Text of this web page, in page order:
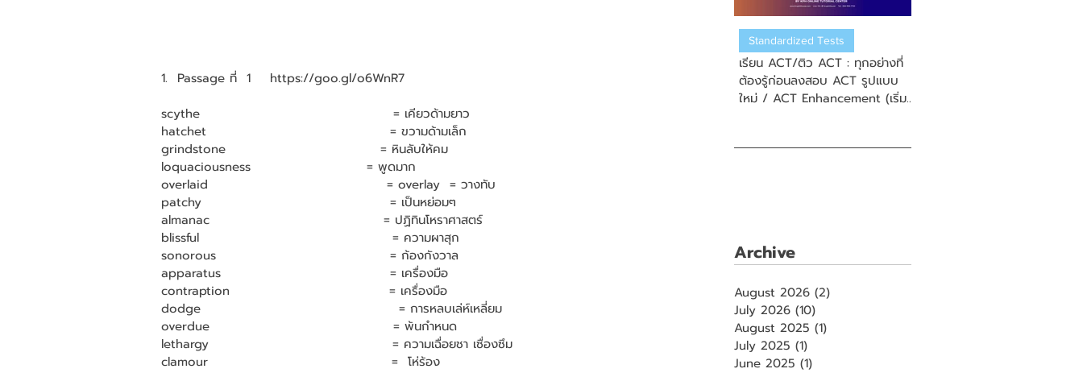
1.  Passage ที่  1    https://goo.gl/o6WnR7
scythe                                        = เคียวด้ามยาว
hatchet                                      = ขวามด้ามเล็ก
grindstone                                = หินลับให้คม
loquaciousness                        = พูดมาก
overlaid                                     = overlay  = วางทับ
patchy                                       = เป็นหย่อมๆ
almanac                                    = ปฏิทินโหราศาสตร์
blissful                                        = ความผาสุก
sonorous                                    = ก้องกังวาล
apparatus                                   = เครื่องมือ
contraption                                 = เครื่องมือ
dodge                                         = การหลบเล่ห์เหลี่ยม
overdue                                      = พ้นกำหนด
lethargy                                      = ความเฉื่อยชา เซื่องซึม
clamour                                      =  โห่ร้อง
เรียน ACT/ติว ACT : ทุกอย่างที่
ต้องรู้ก่อนลงสอบ ACT รูปแบบ
ใหม่ / ACT Enhancement (เริ่ม
Standardized Tests
Archive
August 2026 (2)
July 2026 (10)
August 2025 (1)
July 2025 (1)
June 2025 (1)